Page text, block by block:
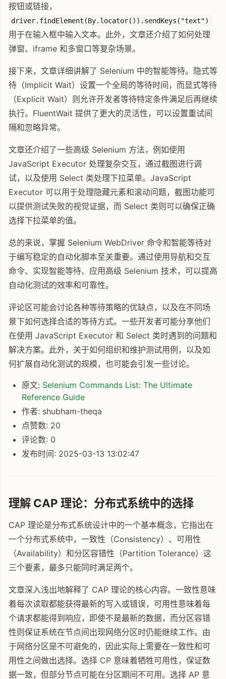
按钮或链接，
driver.findElement(By.locator()).sendKeys("text")
用于在输入框中输入文本。此外，文章还介绍了如何处理
弹窗、iframe 和多窗口等复杂场景。
接下来，文章详细讲解了 Selenium 中的智能等待。隐式等
待（Implicit Wait）设置一个全局的等待时间，而显式等待
（Explicit Wait）则允许开发者等待特定条件满足后再继续
执行。FluentWait 提供了更大的灵活性，可以设置重试间
隔和忽略异常。
文章还介绍了一些高级 Selenium 方法，例如使用
JavaScript Executor 处理复杂交互，通过截图进行调
试，以及使用 Select 类处理下拉菜单。JavaScript
Executor 可以用于处理隐藏元素和滚动问题，截图功能可
以提供测试失败的视觉证据，而 Select 类则可以确保正确
选择下拉菜单的值。
总的来说，掌握 Selenium WebDriver 命令和智能等待对
于编写稳定的自动化脚本至关重要。通过使用导航和交互
命令、实现智能等待、应用高级 Selenium 技术，可以提高
自动化测试的效率和可靠性。
评论区可能会讨论各种等待策略的优缺点，以及在不同场
景下如何选择合适的等待方式。一些开发者可能分享他们
在使用 JavaScript Executor 和 Select 类时遇到的问题和
解决方案。此外，关于如何组织和维护测试用例，以及如
何扩展自动化测试的规模，也可能会引发一些讨论。
原文: Selenium Commands List: The Ultimate
Reference Guide
作者: shubham-theqa
点赞数: 20
评论数: 0
发布时间: 2025-03-13 13:02:47
理解 CAP 理论：分布式系统中的选择
CAP 理论是分布式系统设计中的一个基本概念，它指出在
一个分布式系统中，一致性（Consistency）、可用性
（Availability）和分区容错性（Partition Tolerance）这
三个要素，最多只能同时满足两个。
文章深入浅出地解释了 CAP 理论的核心内容。一致性意味
着每次读取都能获得最新的写入或错误，可用性意味着每
个请求都能得到响应，即使不是最新的数据，而分区容错
性则保证系统在节点间出现网络分区时仍能继续工作。由
于网络分区是不可避免的，因此实际上需要在一致性和可
用性之间做出选择。选择 CP 意味着牺牲可用性，保证数
据一致，但部分节点可能在分区期间不可用。选择 AP 意